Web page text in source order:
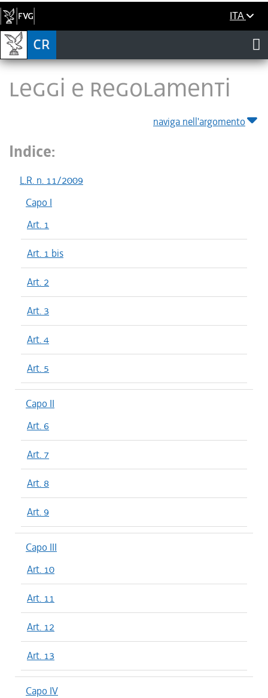
ITA
LEGGI E REGOLAMENTI
naviga nell'argomento
Indice:
L.R. n. 11/2009
Capo I
Art. 1
Art. 1 bis
Art. 2
Art. 3
Art. 4
Art. 5
Capo II
Art. 6
Art. 7
Art. 8
Art. 9
Capo III
Art. 10
Art. 11
Art. 12
Art. 13
Capo IV